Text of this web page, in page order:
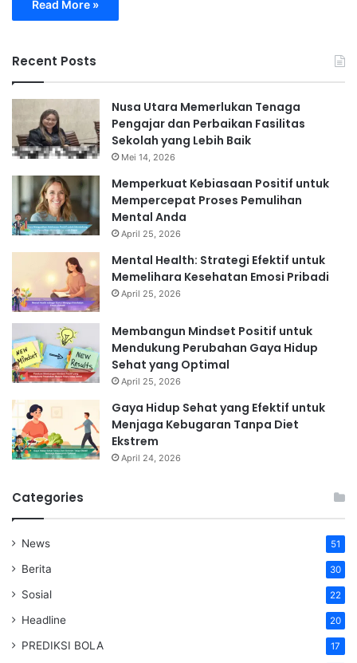
Read More »
Recent Posts
Nusa Utara Memerlukan Tenaga
Pengajar dan Perbaikan Fasilitas
Sekolah yang Lebih Baik
Mei 14, 2026
Memperkuat Kebiasaan Positif untuk
Mempercepat Proses Pemulihan
Mental Anda
April 25, 2026
Mental Health: Strategi Efektif untuk
Memelihara Kesehatan Emosi Pribadi
April 25, 2026
Membangun Mindset Positif untuk
Mendukung Perubahan Gaya Hidup
Sehat yang Optimal
April 25, 2026
Gaya Hidup Sehat yang Efektif untuk
Menjaga Kebugaran Tanpa Diet
Ekstrem
April 24, 2026
Categories
News 51
Berita 30
Sosial 22
Headline 20
PREDIKSI BOLA 17